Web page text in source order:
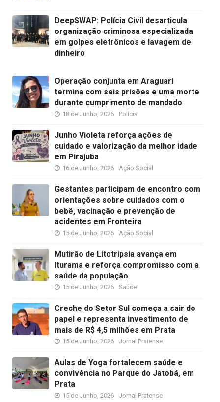
DeepSWAP: Polícia Civil desarticula
organização criminosa especializada
em golpes eletrônicos e lavagem de
dinheiro
Operação conjunta em Araguari
termina com seis prisões e uma morte
durante cumprimento de mandado
18 de Junho, 2026 Policia
Junho Violeta reforça ações de
cuidado e valorização da melhor idade
em Pirajuba
16 de Junho, 2026 Ação Social
Gestantes participam de encontro com
orientações sobre cuidados com o
bebê, vacinação e prevenção de
acidentes em Fronteira
15 de Junho, 2026 Ação Social
Mutirão de Litotripsia avança em
Iturama e reforça compromisso com a
saúde da população
15 de Junho, 2026 Saúde
Creche do Setor Sul começa a sair do
papel e representa investimento de
mais de R$ 4,5 milhões em Prata
15 de Junho, 2026 Jornal Pratense
Aulas de Yoga fortalecem saúde e
convivência no Parque do Jatobá, em
Prata
15 de Junho, 2026 Jornal Pratense